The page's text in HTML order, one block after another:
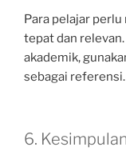
Para pelajar
tepat dan
akademik,
sebagai referensi.
6. Kesimpulan